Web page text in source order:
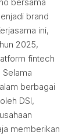
brand
ini,
2025,
fintech
berbagai
DSI,
memberikan